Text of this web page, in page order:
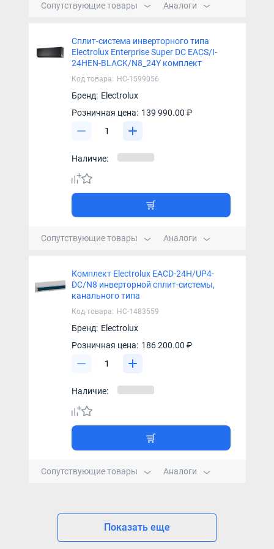
Сопутствующие товары Аналоги
Сплит-система инверторного типа
Electrolux Enterprise Super DC EACS/I-
24HEN-BLACK/N8_24Y комплект
Код товара: НС-1599056
Бренд: Electrolux
Розничная цена: 139 990.00 ₽
Наличие:
Сопутствующие товары Аналоги
Комплект Electrolux EACD-24H/UP4-
DC/N8 инверторной сплит-системы,
канального типа
Код товара: НС-1483559
Бренд: Electrolux
Розничная цена: 186 200.00 ₽
Наличие:
Сопутствующие товары Аналоги
Показать еще